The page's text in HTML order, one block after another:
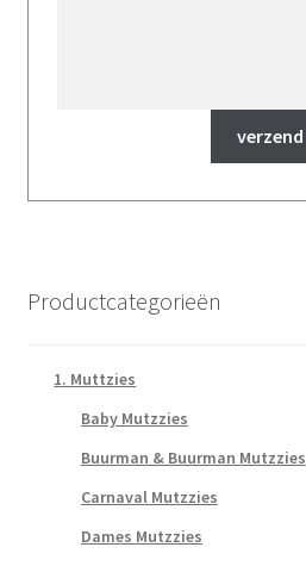
Productcategorieën
1. Muttzies
Baby Mutzzies
Buurman & Buurman Mutzzies
Carnaval Mutzzies
Dames Mutzzies